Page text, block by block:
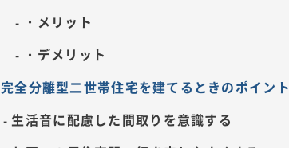
・メリット
・デメリット
完全分離型二世帯住宅を建てるときのポイント
生活音に配慮した間取りを意識する